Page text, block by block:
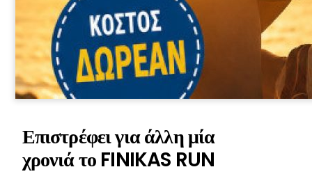
Επιστρέφει για άλλη μία
χρονιά το FINIKAS RUN